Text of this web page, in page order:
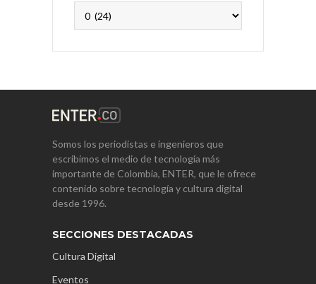
Somos los periodistas e ingenieros que
escribimos el medio de tecnología más
importante de Colombia, ENTER, que le ofrece
contenido sobre tecnología y cultura digital
desde 1996.
SECCIONES DESTACADAS
Cultura Digital
Eventos